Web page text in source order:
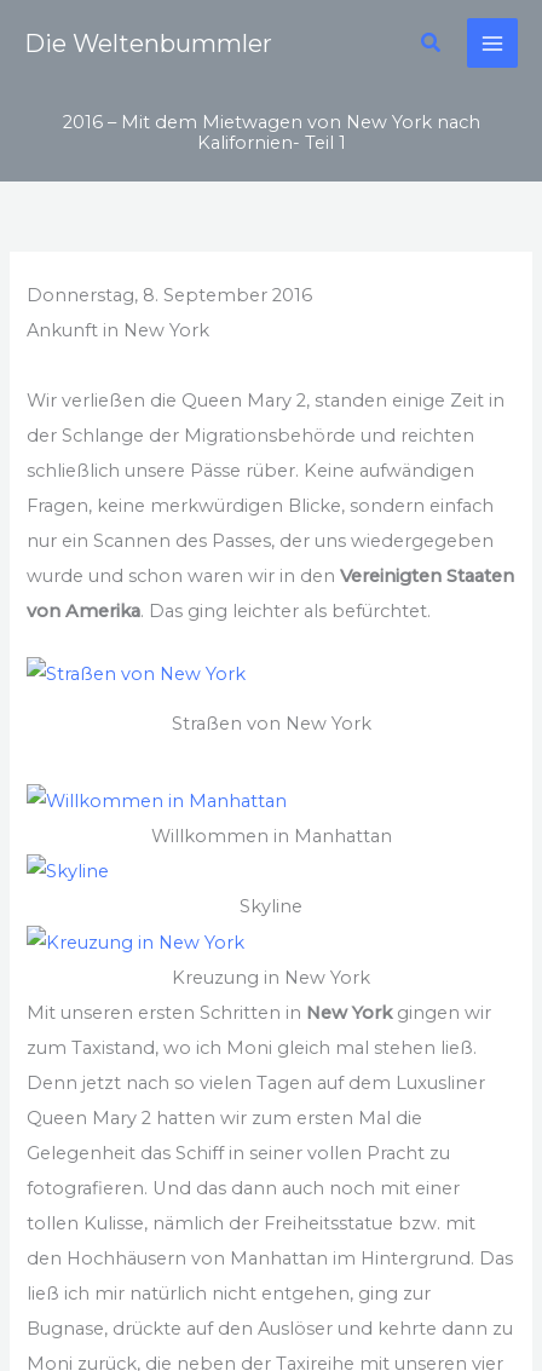
InhaltDie Weltenbummler Suchen
2016 – Mit dem Mietwagen von New York nach
Kalifornien- Teil 1
Donnerstag, 8. September 2016
Ankunft in New York
Wir verließen die Queen Mary 2, standen einige Zeit in
der Schlange der Migrationsbehörde und reichten
schließlich unsere Pässe rüber. Keine aufwändigen
Fragen, keine merkwürdigen Blicke, sondern einfach
nur ein Scannen des Passes, der uns wiedergegeben
wurde und schon waren wir in denVereinigten Staaten
von Amerika. Das ging leichter als befürchtet.
Straßen von New York
Willkommen in Manhattan
Skyline
Kreuzung in New York
Mit unseren ersten Schritten in New Yorkgingen wir
zum Taxistand, wo ich Moni gleich mal stehen ließ.
Denn jetzt nach so vielen Tagen auf dem Luxusliner
Queen Mary 2 hatten wir zum ersten Mal die
Gelegenheit das Schiff in seiner vollen Pracht zu
fotografieren. Und das dann auch noch mit einer
tollen Kulisse, nämlich der Freiheitsstatue bzw. mit
den Hochhäusern von Manhattan im Hintergrund. Das
ließ ich mir natürlich nicht entgehen, ging zur
Bugnase, drückte auf den Auslöser und kehrte dann zu
Moni zurück, die neben der Taxireihe mit unseren vier